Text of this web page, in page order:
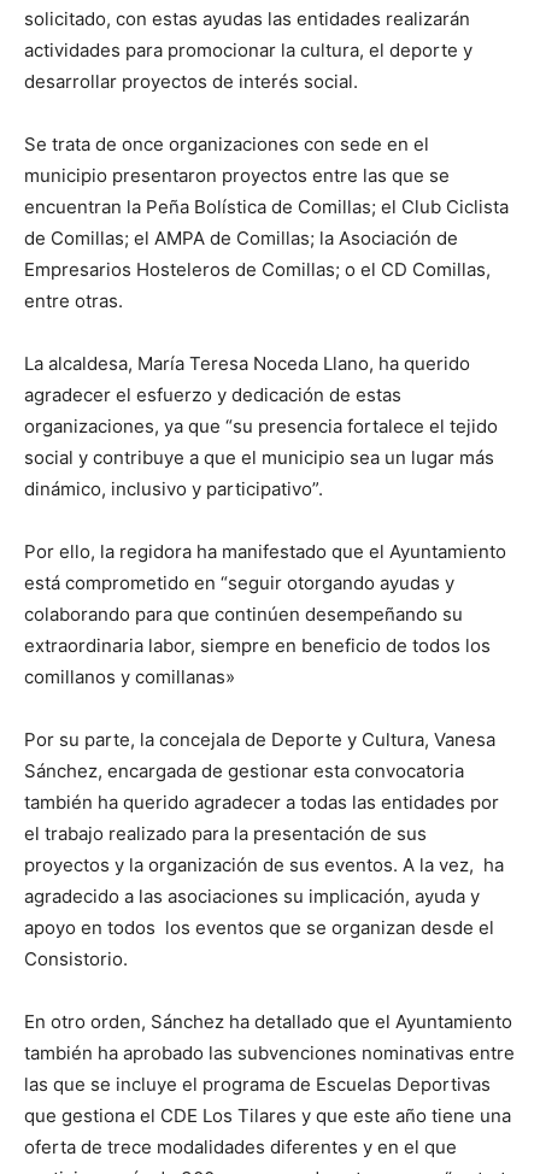
solicitado, con estas ayudas las entidades realizarán
actividades para promocionar la cultura, el deporte y
desarrollar proyectos de interés social.
Se trata de once organizaciones con sede en el
municipio presentaron proyectos entre las que se
encuentran la Peña Bolística de Comillas; el Club Ciclista
de Comillas; el AMPA de Comillas; la Asociación de
Empresarios Hosteleros de Comillas; o el CD Comillas,
entre otras.
La alcaldesa, María Teresa Noceda Llano, ha querido
agradecer el esfuerzo y dedicación de estas
organizaciones, ya que “su presencia fortalece el tejido
social y contribuye a que el municipio sea un lugar más
dinámico, inclusivo y participativo”.
Por ello, la regidora ha manifestado que el Ayuntamiento
está comprometido en “seguir otorgando ayudas y
colaborando para que continúen desempeñando su
extraordinaria labor, siempre en beneficio de todos los
comillanos y comillanas»
Por su parte, la concejala de Deporte y Cultura, Vanesa
Sánchez, encargada de gestionar esta convocatoria
también ha querido agradecer a todas las entidades por
el trabajo realizado para la presentación de sus
proyectos y la organización de sus eventos. A la vez, ha
agradecido a las asociaciones su implicación, ayuda y
apoyo en todos los eventos que se organizan desde el
Consistorio.
En otro orden, Sánchez ha detallado que el Ayuntamiento
también ha aprobado las subvenciones nominativas entre
las que se incluye el programa de Escuelas Deportivas
que gestiona el CDE Los Tilares y que este año tiene una
oferta de trece modalidades diferentes y en el que